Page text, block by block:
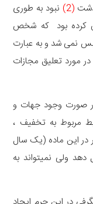
(2)
نبود به طوری
کرده بود که شخص
نمی شد و به عبارت
مورد تعلیق مجازات
در صورت وجود جهات و
مربوط به تخفیف ،
در این ماده (یک سال
ولی نمیتواند به